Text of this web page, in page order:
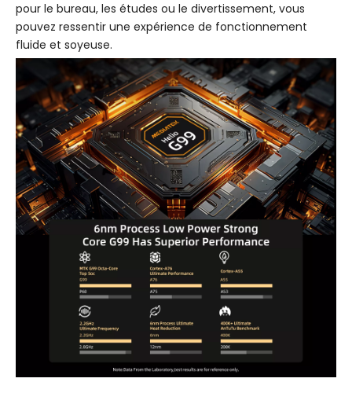
pour le bureau, les études ou le divertissement, vous
pouvez ressentir une expérience de fonctionnement
fluide et soyeuse.